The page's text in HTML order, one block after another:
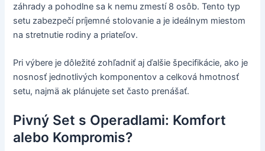
záhrady a pohodlne sa k nemu zmestí 8 osôb. Tento typ
setu zabezpečí príjemné stolovanie a je ideálnym miestom
na stretnutie rodiny a priateľov.
Pri výbere je dôležité zohľadniť aj ďalšie špecifikácie, ako je
nosnosť jednotlivých komponentov a celková hmotnosť
setu, najmä ak plánujete set často prenášať.
Pivný Set s Operadlami: Komfort
alebo Kompromis?